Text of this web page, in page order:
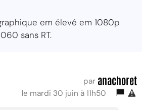
em élevé em 1080p
sans RT.
par anachoret
le mardi 30 juin à 11h50